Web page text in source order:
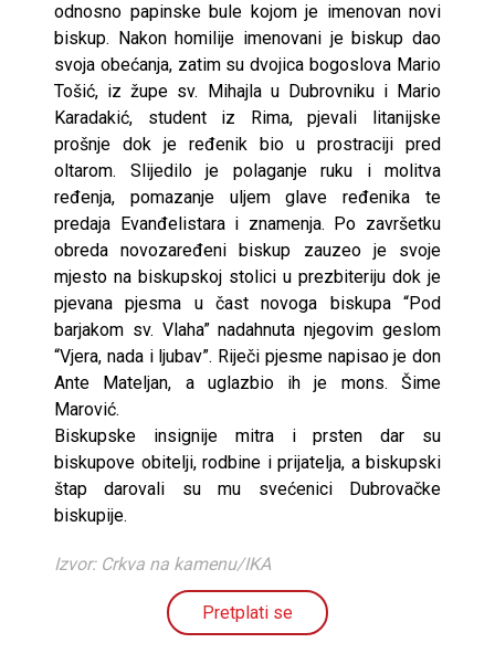
odnosno papinske bule kojom je imenovan novi
biskup. Nakon homilije imenovani je biskup dao
svoja obećanja, zatim su dvojica bogoslova Mario
Tošić, iz župe sv. Mihajla u Dubrovniku i Mario
Karadakić, student iz Rima, pjevali litanijske
prošnje dok je ređenik bio u prostraciji pred
oltarom. Slijedilo je polaganje ruku i molitva
ređenja, pomazanje uljem glave ređenika te
predaja Evanđelistara i znamenja. Po završetku
obreda novozaređeni biskup zauzeo je svoje
mjesto na biskupskoj stolici u prezbiteriju dok je
pjevana pjesma u čast novoga biskupa “Pod
barjakom sv. Vlaha” nadahnuta njegovim geslom
“Vjera, nada i ljubav”. Riječi pjesme napisao je don
Ante Mateljan, a uglazbio ih je mons. Šime
Marović.
Biskupske insignije mitra i prsten dar su
biskupove obitelji, rodbine i prijatelja, a biskupski
štap darovali su mu svećenici Dubrovačke
biskupije.
Izvor: Crkva na kamenu/IKA
Pretplati se